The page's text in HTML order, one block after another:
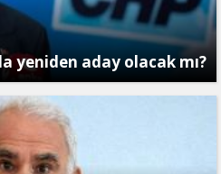
yeniden aday olacak mı?